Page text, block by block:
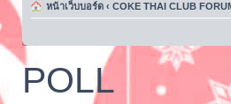
หน้าเว็บบอร์ด ‹ COKE THAI CLUB
POLL